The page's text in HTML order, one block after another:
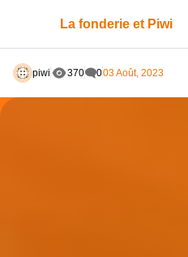
La fonderie et Piwi
piwi 370 003 Août, 2023